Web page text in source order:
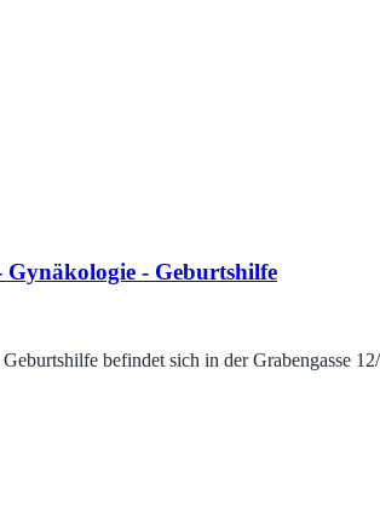
- Geburtshilfe
befindet sich in der Grabengasse